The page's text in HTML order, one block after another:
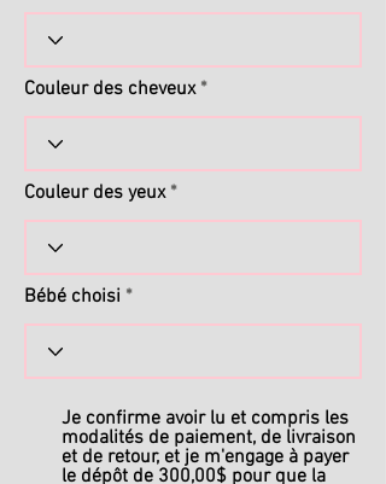
Couleur des cheveux
Couleur des yeux
Bébé choisi
Je confirme avoir lu et compris les
modalités de paiement, de livraison
et de retour, et je m'engage à payer
le dépôt de 300,00$ pour que la